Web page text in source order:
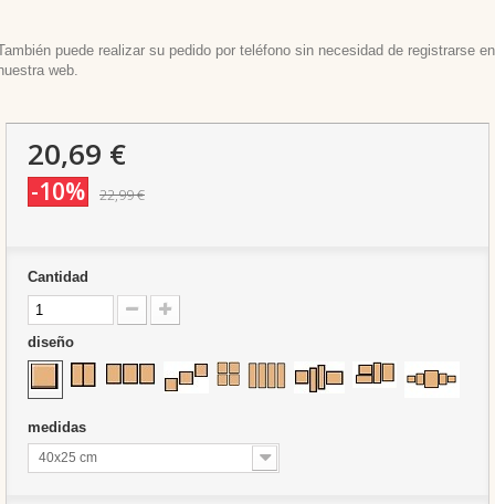
puede realizar su pedido por teléfono sin necesidad de registrarse en
web.
20,69 €
-10% 22,99 €
Cantidad
diseño
medidas
40x25 cm